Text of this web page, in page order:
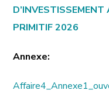
PRIMITIF 2026
Annexe: